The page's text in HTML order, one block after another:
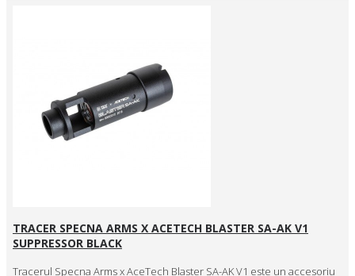
TRACER SPECNA ARMS X ACETECH BLASTER SA-AK V1
SUPPRESSOR BLACK
Tracerul Specna Arms x AceTech Blaster SA-AK V1 este un accesoriu